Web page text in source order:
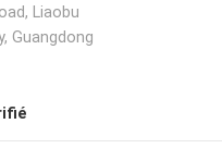
Liaobu
Guangdong